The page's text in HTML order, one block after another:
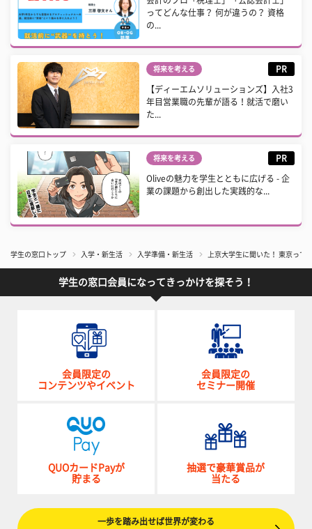
ってどんな仕事？ 何が違うの？ 資格
の...
将来を考える PR
【ディーエムソリューションズ】入社3
年目営業職の先輩が語る！就活で磨い
た...
将来を考える PR
Oliveの魅力を学生とともに広げる - 企
業の課題から創出した実践的な...
学生の窓口トップ 入学・新生活 入学準備・新生活 上京大学生に聞いた！ 東京っ
学生の窓口会員になってきっかけを探そう！
会員限定の
コンテンツやイベント
会員限定の
セミナー開催
QUOカードPayが
貯まる
抽選で豪華賞品が
当たる
一歩を踏み出せば世界が変わる